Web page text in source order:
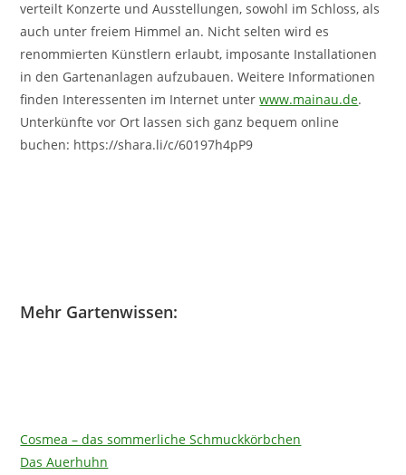
verteilt Konzerte und Ausstellungen, sowohl im Schloss, als
auch unter freiem Himmel an. Nicht selten wird es
renommierten Künstlern erlaubt, imposante Installationen
in den Gartenanlagen aufzubauen. Weitere Informationen
finden Interessenten im Internet unterwww.mainau.de.
Unterkünfte vor Ort lassen sich ganz bequem online
buchen: https://shara.li/c/60197h4pP9
Mehr Gartenwissen:
Cosmea – das sommerliche Schmuckkörbchen
Das Auerhuhn